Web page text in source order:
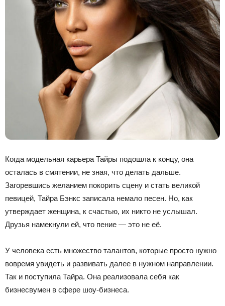
Когда модельная карьера Тайры подошла к концу, она
осталась в смятении, не зная, что делать дальше.
Загоревшись желанием покорить сцену и стать великой
певицей, Тайра Бэнкс записала немало песен. Но, как
утверждает женщина, к счастью, их никто не услышал.
Друзья намекнули ей, что пение — это не её.
У человека есть множество талантов, которые просто нужно
вовремя увидеть и развивать далее в нужном направлении.
Так и поступила Тайра. Она реализовала себя как
бизнесвумен в сфере шоу-бизнеса.